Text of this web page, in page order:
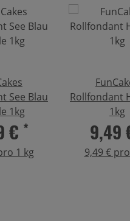
See Blau
1kg
€ *
1 kg
Rollfondant
1kg
9,49
9,49 €